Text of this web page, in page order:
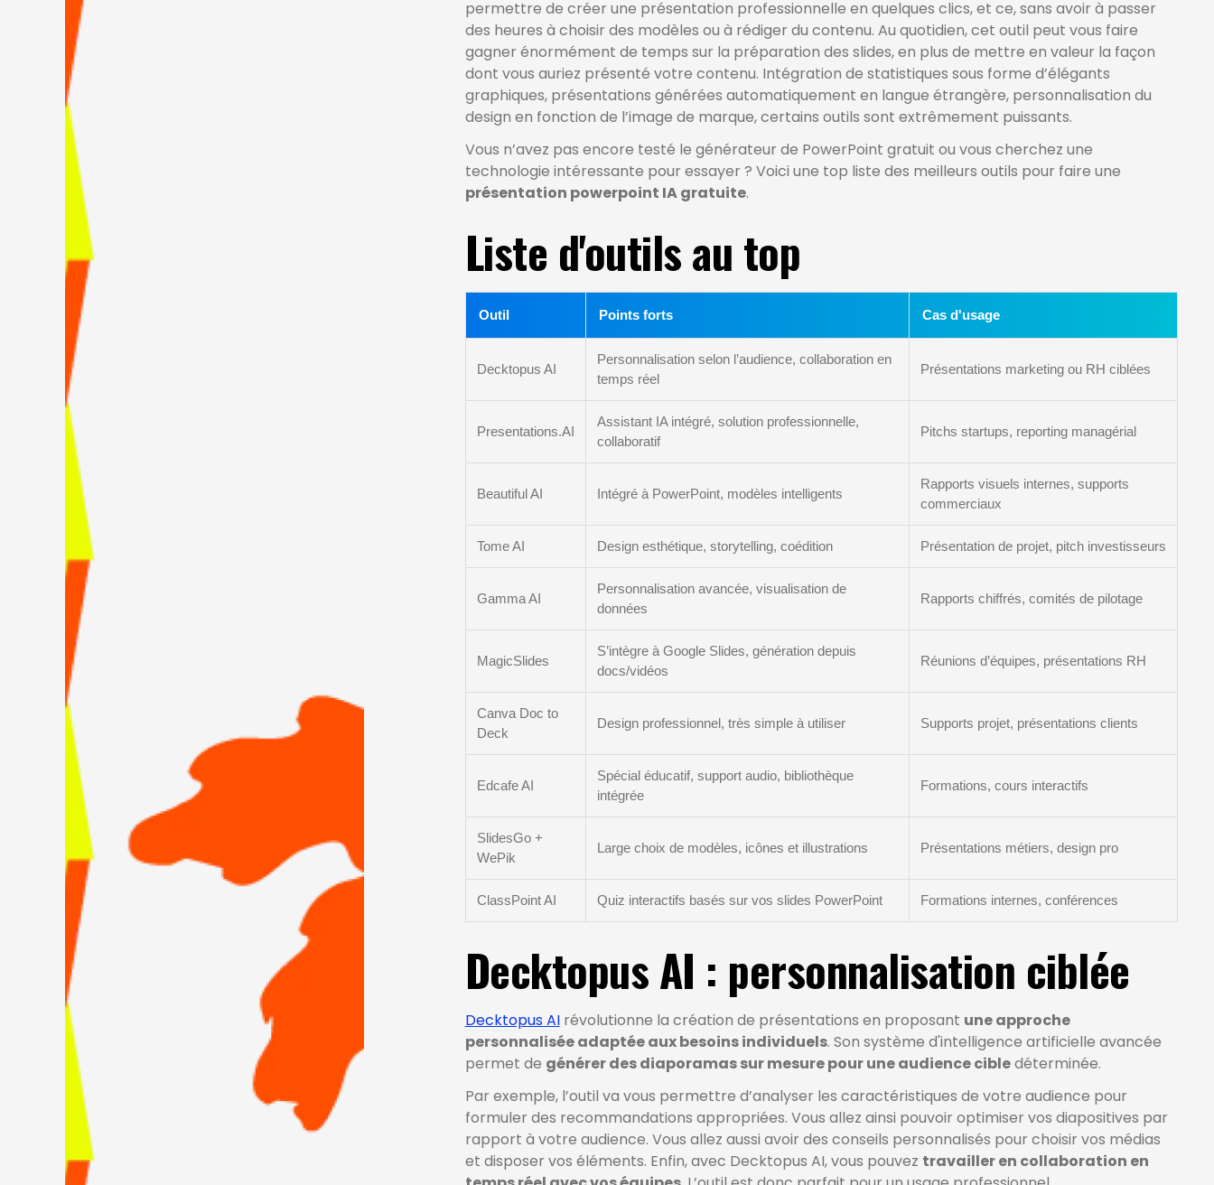
permettre de créer une présentation professionnelle en quelques clics, et ce, sans avoir à passer
des heures à choisir des modèles ou à rédiger du contenu. Au quotidien, cet outil peut vous faire
gagner énormément de temps sur la préparation des slides, en plus de mettre en valeur la façon
dont vous auriez présenté votre contenu. Intégration de statistiques sous forme d’élégants
graphiques, présentations générées automatiquement en langue étrangère, personnalisation du
design en fonction de l’image de marque, certains outils sont extrêmement puissants.
Vous n’avez pas encore testé le générateur de PowerPoint gratuit ou vous cherchez une
technologie intéressante pour essayer ? Voici une top liste des meilleurs outils pour faire une
présentation powerpoint IA gratuite.
Liste d'outils au top
Outil Points forts Cas d'usage
Decktopus AI
Personnalisation selon l’audience, collaboration en
temps réel
Présentations marketing ou RH ciblées
Presentations.AI
Assistant IA intégré, solution professionnelle,
collaboratif
Pitchs startups, reporting managérial
Beautiful AI Intégré à PowerPoint, modèles intelligents
Rapports visuels internes, supports
commerciaux
Tome AI Design esthétique, storytelling, coédition Présentation de projet, pitch investisseurs
Gamma AI
Personnalisation avancée, visualisation de
données
Rapports chiffrés, comités de pilotage
MagicSlides
S’intègre à Google Slides, génération depuis
docs/vidéos
Réunions d’équipes, présentations RH
Canva Doc to
Deck
Design professionnel, très simple à utiliser Supports projet, présentations clients
Edcafe AI
Spécial éducatif, support audio, bibliothèque
intégrée
Formations, cours interactifs
SlidesGo +
WePik
Large choix de modèles, icônes et illustrations Présentations métiers, design pro
ClassPoint AI Quiz interactifs basés sur vos slides PowerPoint Formations internes, conférences
Decktopus AI : personnalisation ciblée
Decktopus AIrévolutionne la création de présentations en proposant une approche
personnalisée adaptée aux besoins individuels. Son système d'intelligence artificielle avancée
permet de générer des diaporamas sur mesure pour une audience cibledéterminée.
Par exemple, l’outil va vous permettre d’analyser les caractéristiques de votre audience pour
formuler des recommandations appropriées. Vous allez ainsi pouvoir optimiser vos diapositives par
rapport à votre audience. Vous allez aussi avoir des conseils personnalisés pour choisir vos médias
et disposer vos éléments. Enfin, avec Decktopus AI, vous pouvez travailler en collaboration en